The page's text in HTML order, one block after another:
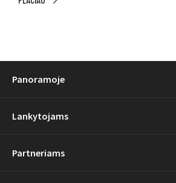
Panoramoje
Lankytojams
Partneriams